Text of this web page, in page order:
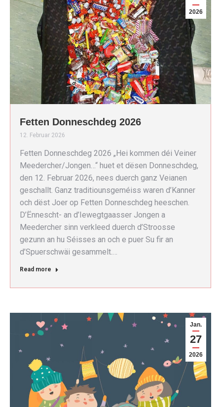
2026
Fetten Donneschdeg 2026
12. Februar 2026
Fetten Donneschdeg 2026 „Hei kommen déi Veiner
Meedercher/Jongen…“ huet et dësen Donneschdeg,
den 12. Februar 2026, nees duerch ganz Veianen
geschallt. Ganz traditiounsgeméiss waren d’Kanner
och dëst Joer op Fetten Donneschdeg heeschen.
D’Ënnescht- an d’Iewegtgaasser Jongen a
Meedercher sinn verkleed duerch d’Stroosse
gezunn an hu Séisses an och e puer Su fir an
d’Spuerschwäi gesammelt.…
Read more
Jan.
27
2026